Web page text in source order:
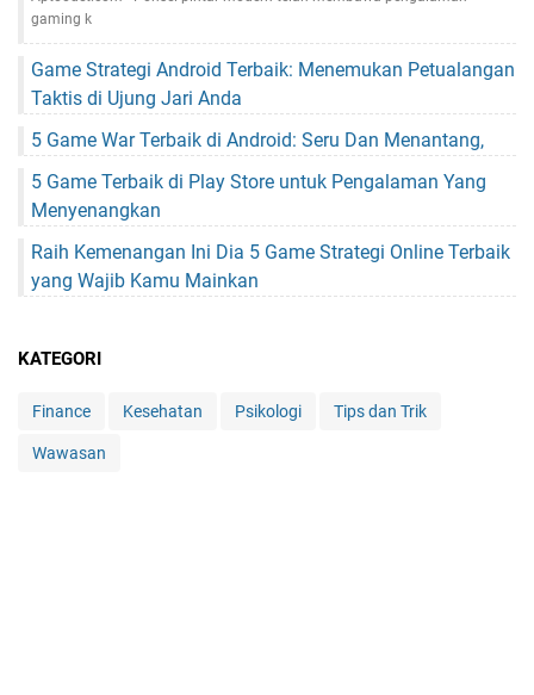
gaming k
Game Strategi Android Terbaik: Menemukan Petualangan
Taktis di Ujung Jari Anda
5 Game War Terbaik di Android: Seru Dan Menantang,
5 Game Terbaik di Play Store untuk Pengalaman Yang
Menyenangkan
Raih Kemenangan Ini Dia 5 Game Strategi Online Terbaik
yang Wajib Kamu Mainkan
KATEGORI
Finance Kesehatan Psikologi Tips dan Trik
Wawasan